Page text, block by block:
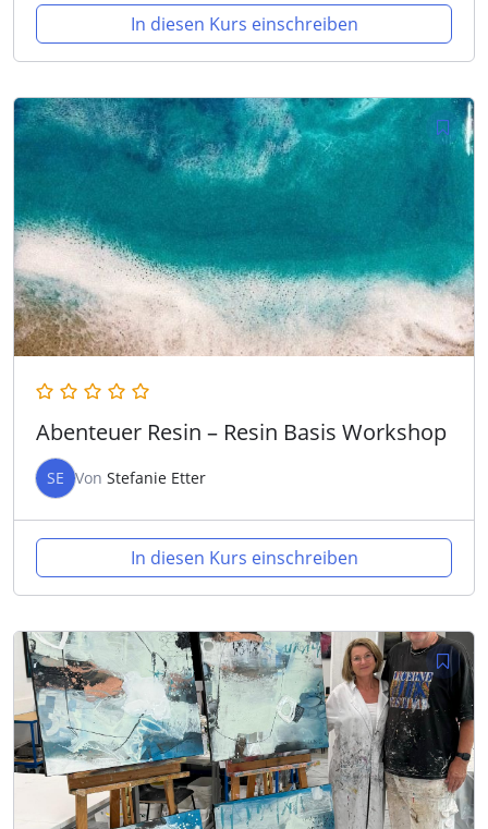
In diesen Kurs einschreiben
Abenteuer Resin – Resin Basis Workshop
SE Von Stefanie Etter
In diesen Kurs einschreiben